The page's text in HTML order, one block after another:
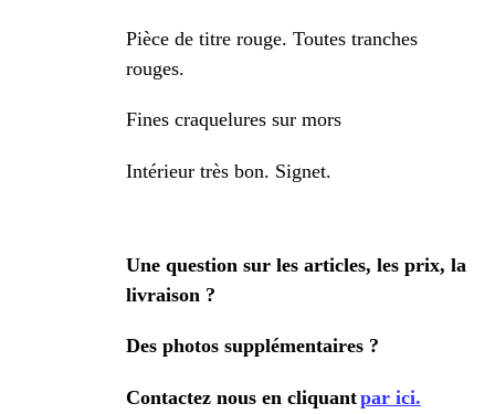
Pièce de titre rouge. Toutes tranches
rouges.
Fines craquelures sur mors
Intérieur très bon. Signet.
Une question sur les articles, les prix, la
livraison ?
Des photos supplémentaires ?
Contactez nous en cliquantpar ici.